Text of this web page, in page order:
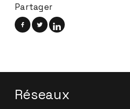
Partager
Réseaux